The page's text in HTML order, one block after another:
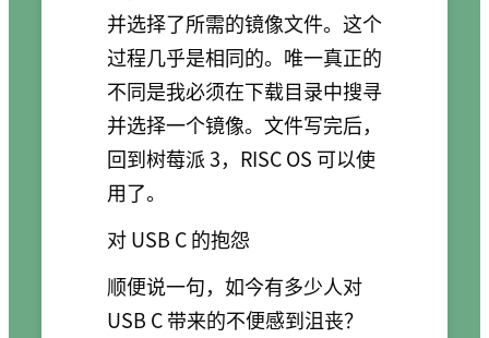
并选择了所需的镜像文件。这个
过程几乎是相同的。唯一真正的
不同是我必须在下载目录中搜寻
并选择一个镜像。文件写完后，
回到树莓派 3，RISC OS 可以使
用了。
对 USB C 的抱怨
顺便说一句，如今有多少人对
USB C 带来的不便感到沮丧？